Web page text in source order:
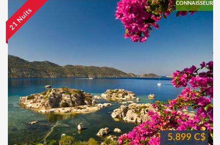
21 Nuits
CONNAISSEUR
5.899 C$